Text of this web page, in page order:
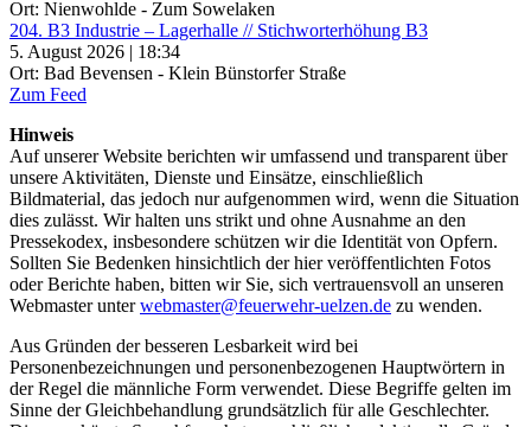
Ort: Nienwohlde - Zum Sowelaken
204. B3 Industrie – Lagerhalle // Stichworterhöhung B3
5. August 2026 | 18:34
Ort: Bad Bevensen - Klein Bünstorfer Straße
Zum Feed
Hinweis
Auf unserer Website berichten wir umfassend und transparent über
unsere Aktivitäten, Dienste und Einsätze, einschließlich
Bildmaterial, das jedoch nur aufgenommen wird, wenn die Situation
dies zulässt. Wir halten uns strikt und ohne Ausnahme an den
Pressekodex, insbesondere schützen wir die Identität von Opfern.
Sollten Sie Bedenken hinsichtlich der hier veröffentlichten Fotos
oder Berichte haben, bitten wir Sie, sich vertrauensvoll an unseren
Webmaster unterwebmaster@feuerwehr-uelzen.de zu wenden.
Aus Gründen der besseren Lesbarkeit wird bei
Personenbezeichnungen und personenbezogenen Hauptwörtern in
der Regel die männliche Form verwendet. Diese Begriffe gelten im
Sinne der Gleichbehandlung grundsätzlich für alle Geschlechter.